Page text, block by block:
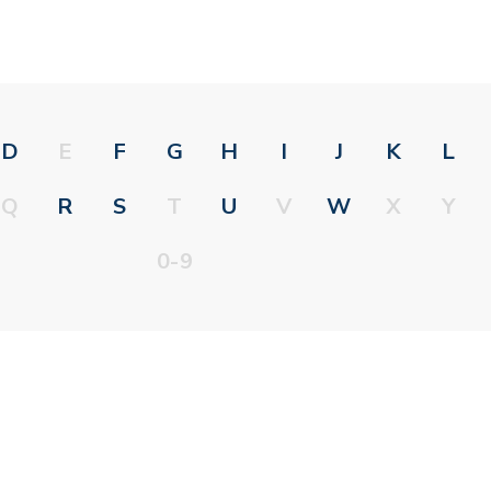
D E F G H I J K
L
Q R S T U V W X
Y
0-9